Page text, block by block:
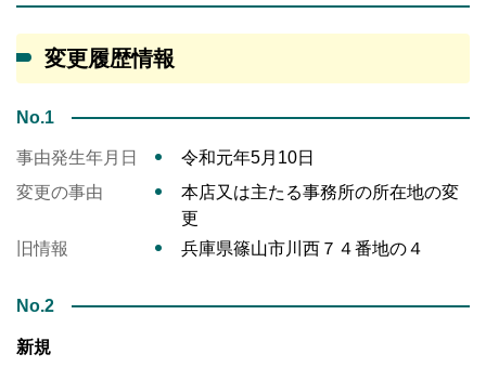
変更履歴情報
No.1
事由発生年月日
令和元年5月10日
変更の事由
本店又は主たる事務所の所在地の変
更
旧情報
兵庫県篠山市川西７４番地の４
No.2
新規